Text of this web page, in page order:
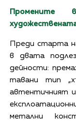
Промените
Преди старта
в двата
дейности:
тавани тип
автентичният
метални